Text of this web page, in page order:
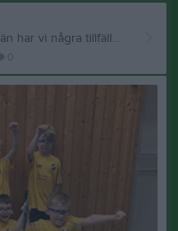
Säsongen börjar gå mot sitt slut men än har vi några tillfällen kvar. Vi kommer att träna som vanligt både torsdag och söndag denna veckan, då hallen på söndag nu åter var ledig. Nästa vecka tränar vi sista vanliga träningen torsdag 19/3 för att sedan spela poolspel i Vara lördag den 21:e Samlig kl 9.00. Matcher kl 11 och kl 12. På söndagen har vi sedan gemensam avslutning och träning tillsammans med laget födda 19/20. Avslutningen är sön 22/3 kl 16-17 . Nu kör vi på sista två veckorna innan vi tar lite paus från innebandyn! /Karin